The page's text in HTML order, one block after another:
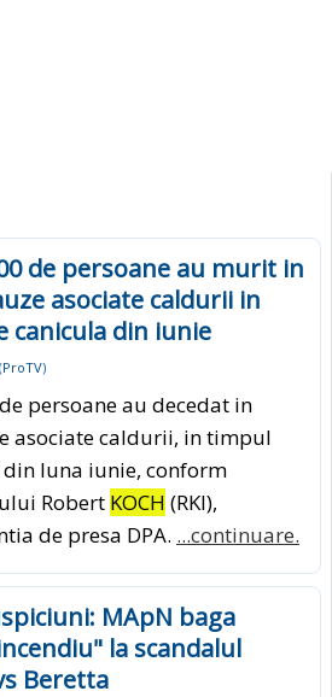
de persoane au murit in
asociate caldurii in
canicula din iunie
(ProTV)
persoane au decedat in
asociate caldurii, in timpul
luna iunie, conform
Robert KOCH (RKI),
de presa DPA. ...continuare.
MApN baga
la scandalul
Beretta